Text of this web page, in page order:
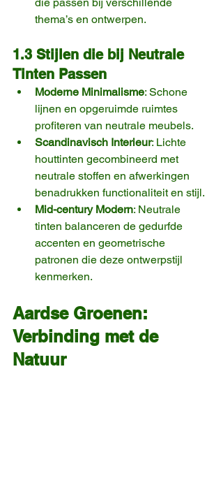
die passen bij verschillende
thema’s en ontwerpen.
1.3 Stijlen die bij Neutrale
Tinten Passen
Moderne Minimalisme: Schone
lijnen en opgeruimde ruimtes
profiteren van neutrale meubels.
Scandinavisch Interieur: Lichte
houttinten gecombineerd met
neutrale stoffen en afwerkingen
benadrukken functionaliteit en stijl.
Mid-century Modern: Neutrale
tinten balanceren de gedurfde
accenten en geometrische
patronen die deze ontwerpstijl
kenmerken.
Aardse Groenen:
Verbinding met de
Natuur